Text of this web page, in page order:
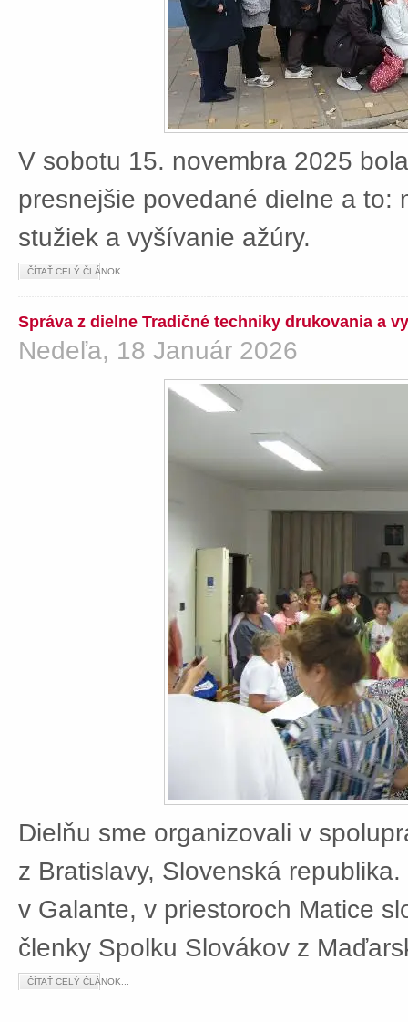
V sobotu 15. novembra 2025
presnejšie povedané dielne a to:
stužiek a vyšívanie ažúry.
ČÍTAŤ CELÝ ČLÁNOK...
Správa z dielne Tradičné techniky drukovania a
Nedeľa, 18 Január 2026
Dielňu sme organizovali v
z Bratislavy, Slovenská
v Galante, v priestoroch Matice
členky Spolku Slovákov z
ČÍTAŤ CELÝ ČLÁNOK...